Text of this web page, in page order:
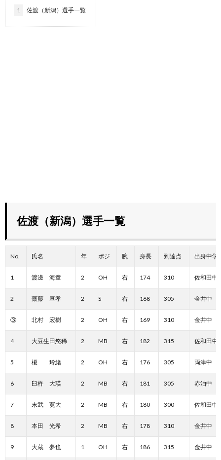
1 佐渡（新潟）選手一覧
佐渡（新潟）選手一覧
No. 氏名 年 ポジ 腕 身長 到達点 出身中学
1 渡邊 海童 2 OH 右 174 310 佐和田中
2 齋藤 亘孝 2 S 右 168 305 金井中
③ 北村 宏樹 2 OH 右 169 310 金井中
4 大豆生田悠稀 2 MB 右 182 315 佐和田中
5 榎 玲緒 2 OH 右 176 305 両津中
6 臼杵 大瑛 2 MB 右 181 305 赤泊中
7 末武 寛大 2 MB 右 180 300 佐和田中
8 本田 光希 2 MB 右 178 310 金井中
9 大蔵 夢也 1 OH 右 186 315 金井中